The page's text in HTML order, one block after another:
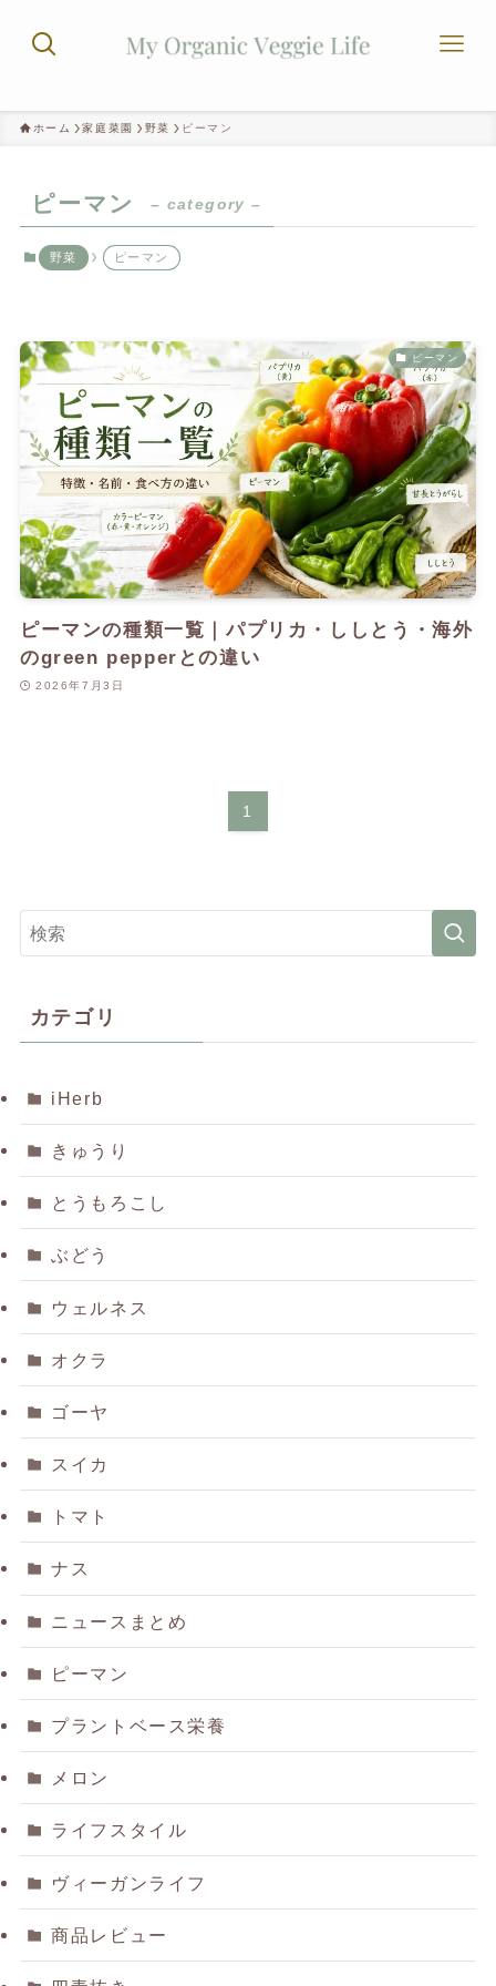
ホーム 家庭菜園 野菜 ピーマン
ピーマン – category –
野菜 ピーマン
ピーマン
ピーマンの種類一覧｜パプリカ・ししとう・海外
のgreen pepperとの違い
2026年7月3日
1
カテゴリ
iHerb
きゅうり
とうもろこし
ぶどう
ウェルネス
オクラ
ゴーヤ
スイカ
トマト
ナス
ニュースまとめ
ピーマン
プラントベース栄養
メロン
ライフスタイル
ヴィーガンライフ
商品レビュー